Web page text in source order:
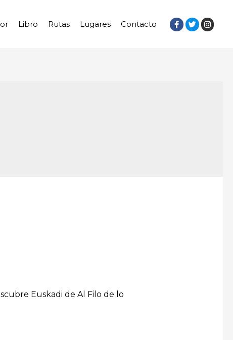
Libro Rutas Lugares Contacto
Euskadi de Al Filo de lo